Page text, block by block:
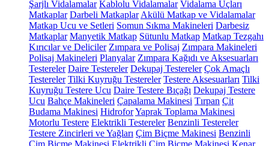
Şarjlı Vidalamalar Kablolu Vidalamalar Vidalama Uçları
Matkaplar Darbeli Matkaplar Akülü Matkap ve Vidalamalar
Matkap Ucu ve Setleri Somun Sıkma Makineleri Darbesiz
Matkaplar Manyetik Matkap Sütunlu Matkap Matkap Tezgahı
Kırıcılar ve Deliciler Zımpara ve Polisaj Zımpara Makineleri
Polisaj Makineleri Planyalar Zımpara Kağıdı ve Aksesuarları
Testereler Daire Testereler Dekupaj Testereler Çok Amaçlı
Testereler Tilki Kuyruğu Testereler Testere Aksesuarları Tilki
Kuyruğu Testere Ucu Daire Testere Bıçağı Dekupaj Testere
Ucu Bahçe Makineleri Çapalama Makinesi Tırpan Çit
Budama Makinesi HidroforYaprak Toplama Makinesi
Motorlu Testere Elektrikli Testereler Benzinli Testereler
Testere Zincirleri ve Yağları Çim Biçme Makinesi Benzinli
Çim Biçme Makinesi Elektrikli Çim Biçme Makinesi Kenar